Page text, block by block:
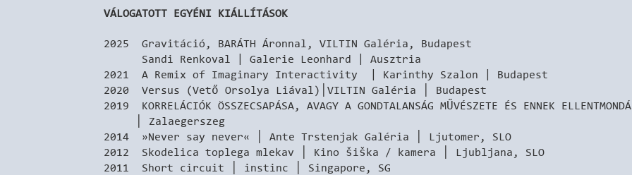
VÁLOGATOTT EGYÉNI KIÁLLÍTÁSOK
2025 Gravitáció, BARÁTH Áronnal, VILTIN Galéria, Budapest
Sandi Renkoval | Galerie Leonhard | Ausztria
2021 A Remix of Imaginary Interactivity | Karinthy Szalon | Budapest
2020 Versus (Vető Orsolya Liával)│VILTIN Galéria │ Budapest
2019 KORRELÁCIÓK ÖSSZECSAPÁSA, AVAGY A GONDTALANSÁG MŰVÉSZETE ÉS ENNEK
│ Zalaegerszeg
2014 »Never say never« │ Ante Trstenjak Galéria │ Ljutomer, SLO
2012 Skodelica toplega mlekav │ Kino šiška / kamera │ Ljubljana, SLO
2011 Short circuit │ instinc │ Singapore, SG